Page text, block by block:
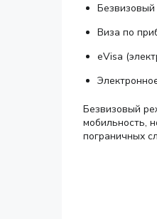
Виза по
eVisa
Безвизовый
мобильность,
пограничных